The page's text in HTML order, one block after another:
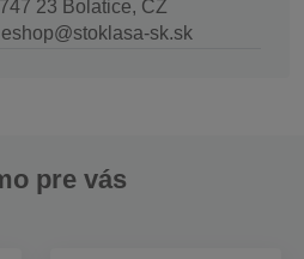
23 Bolatice, CZ
sk.sk
pre vás